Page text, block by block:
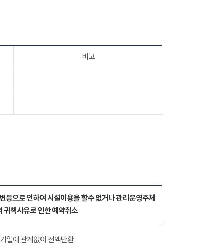
비고
등으로 인하여 시설이용을 할수 없거나 관리운영주체
귀책사유로 인한 예약취소
기일에 관계없이 전액반환